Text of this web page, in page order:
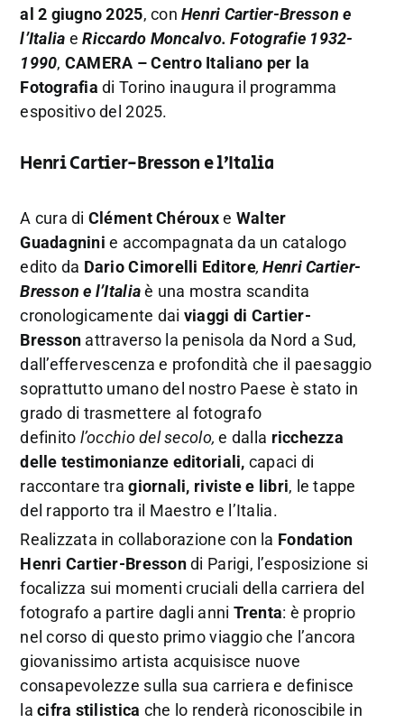
al 2 giugno 2025, conHenri Cartier-Bresson e
l’Italia eRiccardo Moncalvo. Fotografie 1932-
1990, CAMERA – Centro Italiano per la
Fotografia di Torino inaugura il programma
espositivo del 2025.
Henri Cartier-Bresson e l’Italia
A cura di Clément Chérouxe Walter
Guadagnini e accompagnata da un catalogo
edito da Dario Cimorelli Editore, Henri Cartier-
Bresson e l’Italiaè una mostra scandita
cronologicamente dai viaggi di Cartier-
Bresson attraverso la penisola da Nord a Sud,
dall’effervescenza e profondità che il paesaggio
soprattutto umano del nostro Paese è stato in
grado di trasmettere al fotografo
definito l’occhio del secolo, e dalla ricchezza
delle testimonianze editoriali, capaci di
raccontare tragiornali, riviste e libri, le tappe
del rapporto tra il Maestro e l’Italia.
Realizzata in collaborazione con la Fondation
Henri Cartier-Bressondi Parigi, l’esposizione si
focalizza sui momenti cruciali della carriera del
fotografo a partire dagli anni Trenta: è proprio
nel corso di questo primo viaggio che l’ancora
giovanissimo artista acquisisce nuove
consapevolezze sulla sua carriera e definisce
lacifra stilistica che lo renderà riconoscibile in